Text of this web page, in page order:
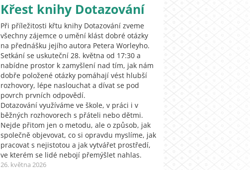
Křest knihy Dotazování
Při příležitosti křtu knihy Dotazování zveme
všechny zájemce o umění klást dobré otázky
na přednášku jejího autora Petera Worleyho.
Setkání se uskuteční 28. května od 17:30 a
nabídne prostor k zamyšlení nad tím, jak nám
dobře položené otázky pomáhají vést hlubší
rozhovory, lépe naslouchat a dívat se pod
povrch prvních odpovědí.
Dotazování využíváme ve škole, v práci i v
běžných rozhovorech s přáteli nebo dětmi.
Nejde přitom jen o metodu, ale o způsob, jak
společně objevovat, co si opravdu myslíme, jak
pracovat s nejistotou a jak vytvářet prostředí,
ve kterém se lidé nebojí přemýšlet nahlas.
26. května 2026